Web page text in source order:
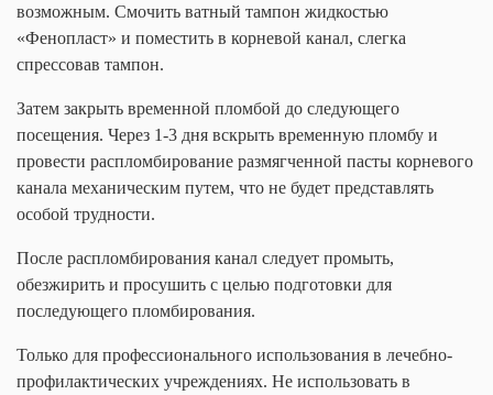
возможным. Смочить ватный тампон жидкостью
«Фенопласт» и поместить в корневой канал, слегка
спрессовав тампон.
Затем закрыть временной пломбой до следующего
посещения. Через 1-3 дня вскрыть временную пломбу и
провести распломбирование размягченной пасты корневого
канала механическим путем, что не будет представлять
особой трудности.
После распломбирования канал следует промыть,
обезжирить и просушить с целью подготовки для
последующего пломбирования.
Только для профессионального использования в лечебно-
профилактических учреждениях. Не использовать в